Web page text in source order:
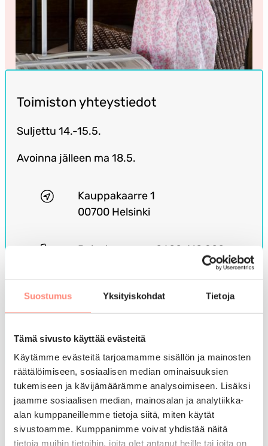
Suostumus Yksityiskohdat Tietoja
Tämä sivusto käyttää evästeitä
Käytämme evästeitä tarjoamamme sisällön ja mainosten
räätälöimiseen, sosiaalisen median ominaisuuksien
tukemiseen ja kävijämäärämme analysoimiseen. Lisäksi
jaamme sosiaalisen median, mainosalan ja analytiikka-
alan kumppaneillemme tietoja siitä, miten käytät
sivustoamme. Kumppanimme voivat yhdistää näitä
tietoja muihin tietoihin, joita olet antanut heille tai joita on
Toimiston yhteystiedot
Suljettu 14.-15.5.
Avoinna jälleen ma 18.5.
Kauppakaarre 1
00700 Helsinki
Palvelunumero 0600 418 200
Puhelun hinta on 0,085 €/min
solaris@solaris-lomat.fi
Lapsiperhelomat
Pia Peräkylä
Lomasihteeri